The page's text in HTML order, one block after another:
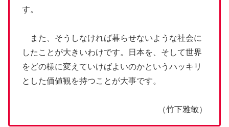
す。
また、そうしなければ暮らせないような社会に
したことが大きいわけです。日本を、そして世界
をどの様に変えていけばよいのかというハッキリ
とした価値観を持つことが大事です。
（竹下雅敏）